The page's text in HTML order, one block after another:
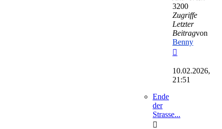
3200
Zugriffe
Letzter
Beitragvon
Benny
Beitrag
10.02.2026,
21:51
Ende
der
Strasse...